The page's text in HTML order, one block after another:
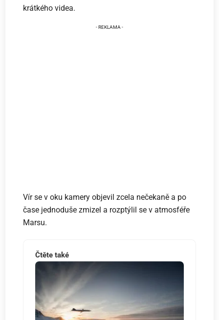
krátkého videa.
Vír se v oku kamery objevil zcela nečekaně a po
čase jednoduše zmizel a rozptýlil se v atmosféře
Marsu.
Čtěte také